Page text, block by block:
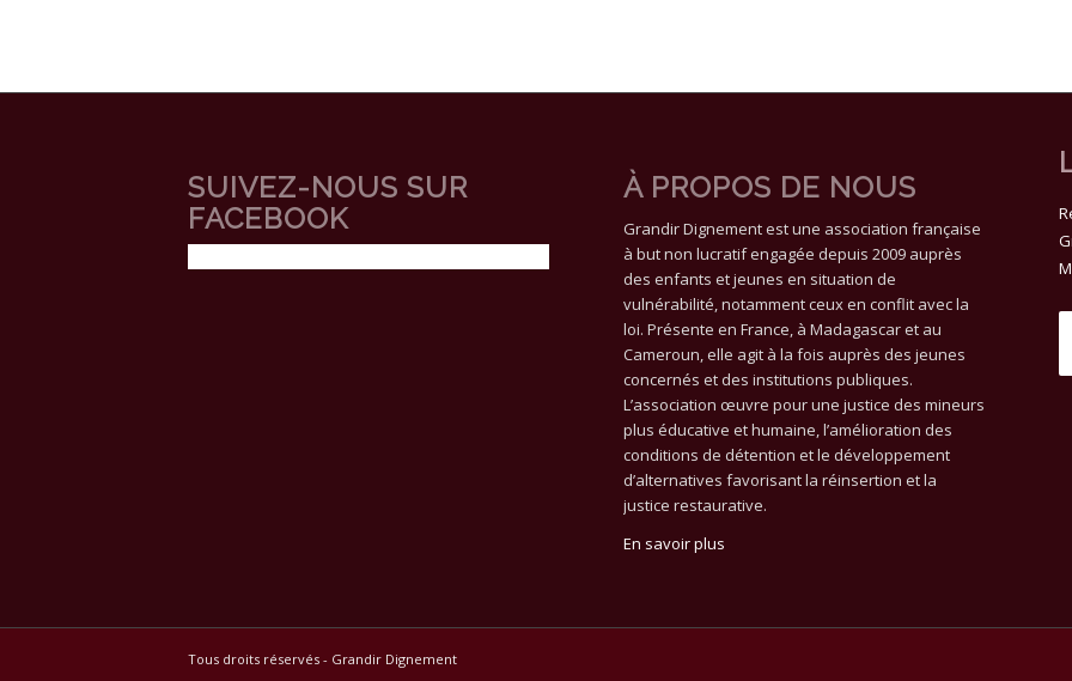
SUIVEZ-NOUS SUR
FACEBOOK
À PROPOS DE NOUS
Grandir Dignement est une association française
à but non lucratif engagée depuis 2009 auprès
des enfants et jeunes en situation de
vulnérabilité, notamment ceux en conflit avec la
loi. Présente en France, à Madagascar et au
Cameroun, elle agit à la fois auprès des jeunes
concernés et des institutions publiques.
L’association œuvre pour une justice des mineurs
plus éducative et humaine, l’amélioration des
conditions de détention et le développement
d’alternatives favorisant la réinsertion et la
justice restaurative.
En savoir plus
Tous droits réservés - Grandir Dignement